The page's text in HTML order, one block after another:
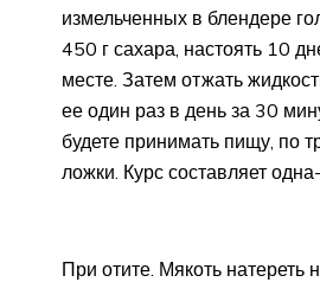
измельченных в блендере
450 г сахара, настоять 10
месте. Затем отжать
ее один раз в день за 30
будете принимать пищу, по
ложки. Курс составляет
При отите. Мякоть натереть